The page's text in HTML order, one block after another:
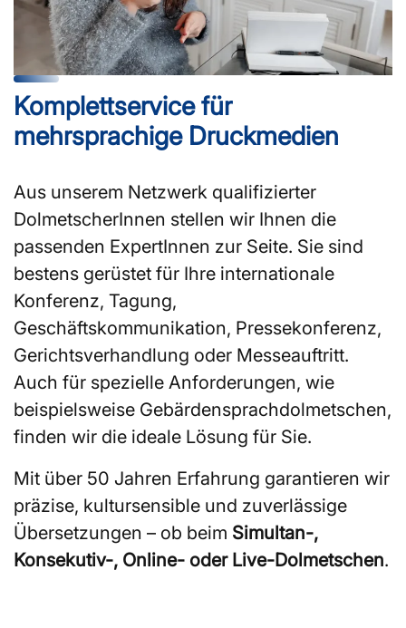
Komplettservice für
mehrsprachige Druckmedien
Aus unserem Netzwerk qualifizierter
DolmetscherInnen stellen wir Ihnen die
passenden ExpertInnen zur Seite. Sie sind
bestens gerüstet für Ihre internationale
Konferenz, Tagung,
Geschäftskommunikation, Pressekonferenz,
Gerichtsverhandlung oder Messeauftritt.
Auch für spezielle Anforderungen, wie
beispielsweise Gebärdensprachdolmetschen,
finden wir die ideale Lösung für Sie.
Mit über 50 Jahren Erfahrung garantieren wir
präzise, kultursensible und zuverlässige
Übersetzungen – ob beim Simultan-,
Konsekutiv-, Online- oder Live-Dolmetschen.